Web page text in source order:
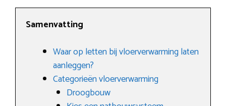
Samenvatting
Waar op letten bij vloerverwarming laten
aanleggen?
Categorieën vloerverwarming
Droogbouw